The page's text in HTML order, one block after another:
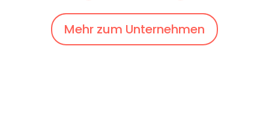
Mehr zum Unternehmen